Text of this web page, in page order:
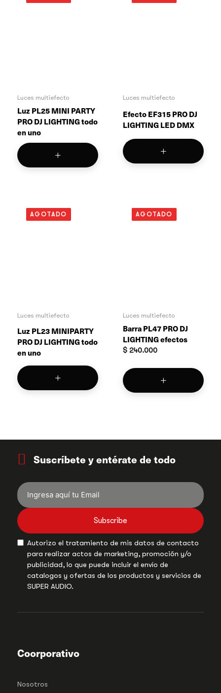
Luces multiefecto
Luz PL25 MINI PARTY
PRO DJ LIGHTING todo
en uno
Luces multiefecto
Efecto EF315 PRO DJ
LIGHTING LED DMX
AGOTADO
Luces multiefecto
Luz PL23 MINIPARTY
PRO DJ LIGHTING todo
en uno
AGOTADO
Luces multiefecto
Barra PL47 PRO DJ
LIGHTING efectos
$ 240.000
Suscríbete y entérate de todo
Subscribe
Autorizo el tratamiento de mis datos de contacto
para realizar actos de marketing, promoción y/o
publicidad, lo que puede incluir el envío de
catalogos y ofertas de los productos y servicios de
SUPER AUDIO.
Coorporativo
Nosotros